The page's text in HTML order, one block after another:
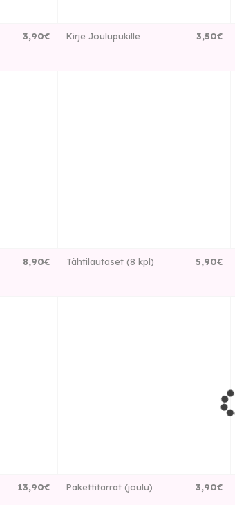
3,90€ Kirje Joulupukille 3,50€
8,90€ Tähtilautaset (8 kpl) 5,90€
13,90€ Pakettitarrat (joulu) 3,90€